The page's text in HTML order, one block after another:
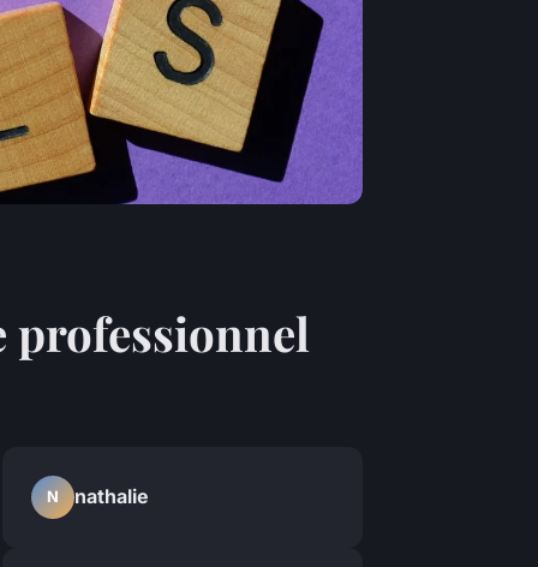
professionnel
N nathalie